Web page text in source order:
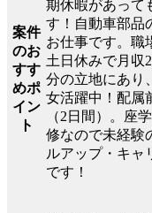
案件
のお
すす
めポ
イン
ト
期休暇があって
す！自動車部品
お仕事です。職
土日休みで月収
分の立地にあり
女活躍中！配属
（2日間）。座
修なので未経験
ルアップ・キャ
です！